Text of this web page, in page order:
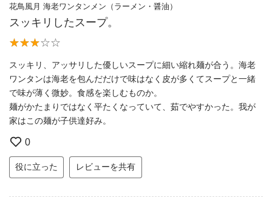
花鳥風月 海老ワンタンメン（ラーメン・醤油）
スッキリしたスープ。
スッキリ、アッサリした優しいスープに細い縮れ麺が合う。海老
ワンタンは海老を包んだだけで味はなく皮が多くてスープと一緒
で味が薄く微妙。食感を楽しむものか。
麺がかたまりではなく平たくなっていて、茹でやすかった。我が
家はこの麺が子供達好み。
0
役に立った レビューを共有